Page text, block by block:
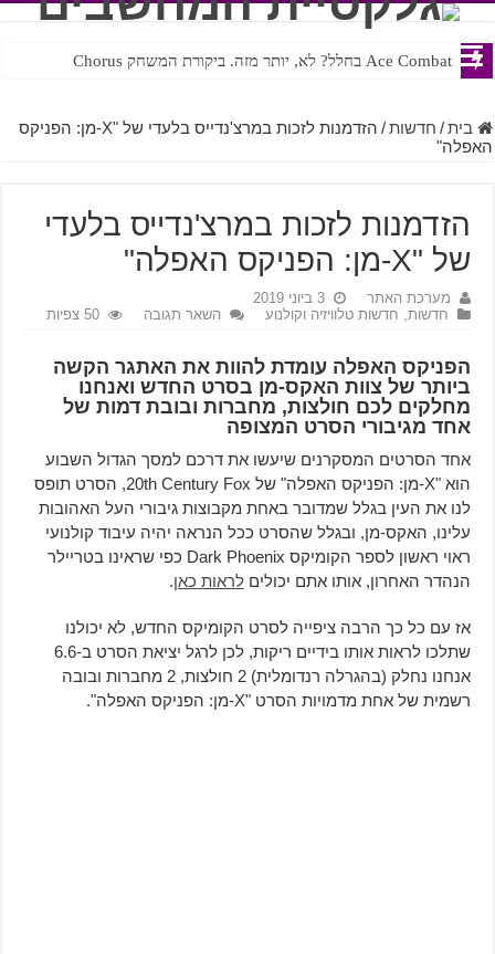
Ace Combat בחלל? לא, יותר מזה. ביקורת המשחק Chorus
Steven Universe והשירים שתורגמו בצורה נוראית לעברית
בית / חדשות /
הזדמנות לזכות במרצ'נדייס בלעדי של "X-מן: הפניקס
האפלה"
הזדמנות לזכות במרצ'נדייס בלעדי
של "X-מן: הפניקס האפלה"
מערכת האתר
3 ביוני 2019
חדשות, חדשות טלוויזיה וקולנוע השאר תגובה 50 צפיות
הפניקס האפלה עומדת להוות את האתגר הקשה
ביותר של צוות האקס-מן בסרט החדש ואנחנו
מחלקים לכם חולצות, מחברות ובובת דמות של
אחד מגיבורי הסרט המצופה
אחד הסרטים המסקרנים שיעשו את דרכם למסך הגדול השבוע
הוא "X-מן: הפניקס האפלה" של 20th Century Fox, הסרט תופס
לנו את העין בגלל שמדובר באחת מקבוצות גיבורי העל האהובות
עלינו, האקס-מן, ובגלל שהסרט ככל הנראה יהיה עיבוד קולנועי
ראוי ראשון לספר הקומיקס Dark Phoenix כפי שראינו בטריילר
הנהדר האחרון, אותו אתם יכולים לראות כאן.
אז עם כל כך הרבה ציפייה לסרט הקומיקס החדש, לא יכולנו
שתלכו לראות אותו בידיים ריקות, לכן לרגל יציאת הסרט ב-6.6
אנחנו נחלק (בהגרלה רנדומלית) 2 חולצות, 2 מחברות ובובה
רשמית של אחת מדמויות הסרט "X-מן: הפניקס האפלה".